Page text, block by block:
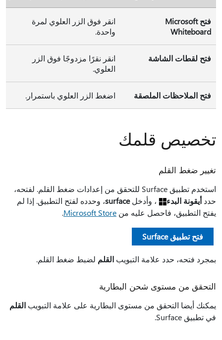
فتح Microsoft
Whiteboard
انقر فوق الزر العلوي لمرة
واحدة.
فتح لقطات الشاشة
انقر نقرًا مزدوجًا فوق الزر
العلوي.
فتح الملاحظات الملصقة اضغط الزر العلوي باستمرار.
تخصيص قلمك
تغيير ضغط القلم
استخدم تطبيق Surface للتحقق من إعدادات ضغط القلم. لفتحه،
حددأيقونة البدء ، وأدخلsurface، وحدده لفتح التطبيق. إذا لم
يفتح التطبيق، فاحصل عليه من Microsoft Store
.
فتح تطبيق Surface
بمجرد فتحه، حدد علامة التبويب القلم لضبط ضغط القلم.
التحقق من مستوى شحن البطارية
يمكنك أيضا التحقق من مستوى البطارية على علامة التبويب القلم
في تطبيق Surface.